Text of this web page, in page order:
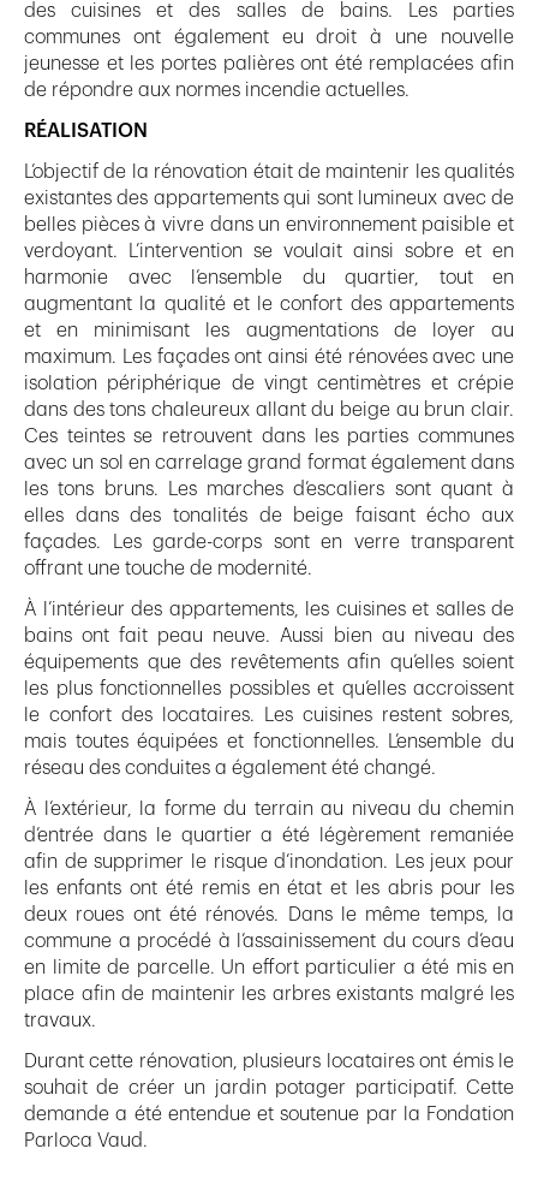
des cuisines et des salles de bains. Les parties
communes ont également eu droit à une nouvelle
jeunesse et les portes palières ont été remplacées afin
de répondre aux normes incendie actuelles.
RÉALISATION
L’objectif de la rénovation était de maintenir les qualités
existantes des appartements qui sont lumineux avec de
belles pièces à vivre dans un environnement paisible et
verdoyant. L’intervention se voulait ainsi sobre et en
harmonie avec l’ensemble du quartier, tout en
augmentant la qualité et le confort des appartements
et en minimisant les augmentations de loyer au
maximum. Les façades ont ainsi été rénovées avec une
isolation périphérique de vingt centimètres et crépie
dans des tons chaleureux allant du beige au brun clair.
Ces teintes se retrouvent dans les parties communes
avec un sol en carrelage grand format également dans
les tons bruns. Les marches d’escaliers sont quant à
elles dans des tonalités de beige faisant écho aux
façades. Les garde-corps sont en verre transparent
offrant une touche de modernité.
À l’intérieur des appartements, les cuisines et salles de
bains ont fait peau neuve. Aussi bien au niveau des
équipements que des revêtements afin qu’elles soient
les plus fonctionnelles possibles et qu’elles accroissent
le confort des locataires. Les cuisines restent sobres,
mais toutes équipées et fonctionnelles. L’ensemble du
réseau des conduites a également été changé.
À l’extérieur, la forme du terrain au niveau du chemin
d’entrée dans le quartier a été légèrement remaniée
afin de supprimer le risque d’inondation. Les jeux pour
les enfants ont été remis en état et les abris pour les
deux roues ont été rénovés. Dans le même temps, la
commune a procédé à l’assainissement du cours d’eau
en limite de parcelle. Un effort particulier a été mis en
place afin de maintenir les arbres existants malgré les
travaux.
Durant cette rénovation, plusieurs locataires ont émis le
souhait de créer un jardin potager participatif. Cette
demande a été entendue et soutenue par la Fondation
Parloca Vaud.